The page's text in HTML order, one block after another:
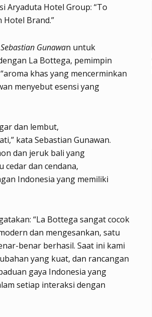
Aryaduta Hotel Group: “To
Hotel Brand.”
Sebastian Gunawan untuk
La Bottega, pemimpin
khas yang mencerminkan
menyebut esensi yang
dan lembut,
kata Sebastian Gunawan.
dan jeruk bali yang
cedar dan cendana,
Indonesia yang memiliki
“La Bottega sangat cocok
dan mengesankan, satu
benar berhasil. Saat ini kami
yang kuat, dan rancangan
gaya Indonesia yang
setiap interaksi dengan